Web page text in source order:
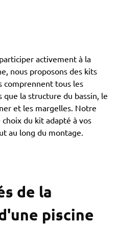
activement à la
nous proposons des kits
comprennent tous les
que la structure du bassin, le
et les margelles. Notre
du kit adapté à vos
au long du montage.
de la
piscine